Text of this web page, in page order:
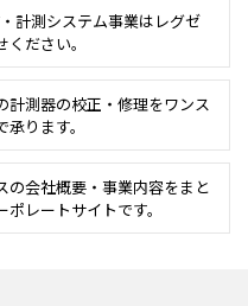
計測システム事業は レグゼ
ください。
計測器の校正・修理をワンス
承ります。
の会社概要・事業内容をまと
ポレートサイトです。